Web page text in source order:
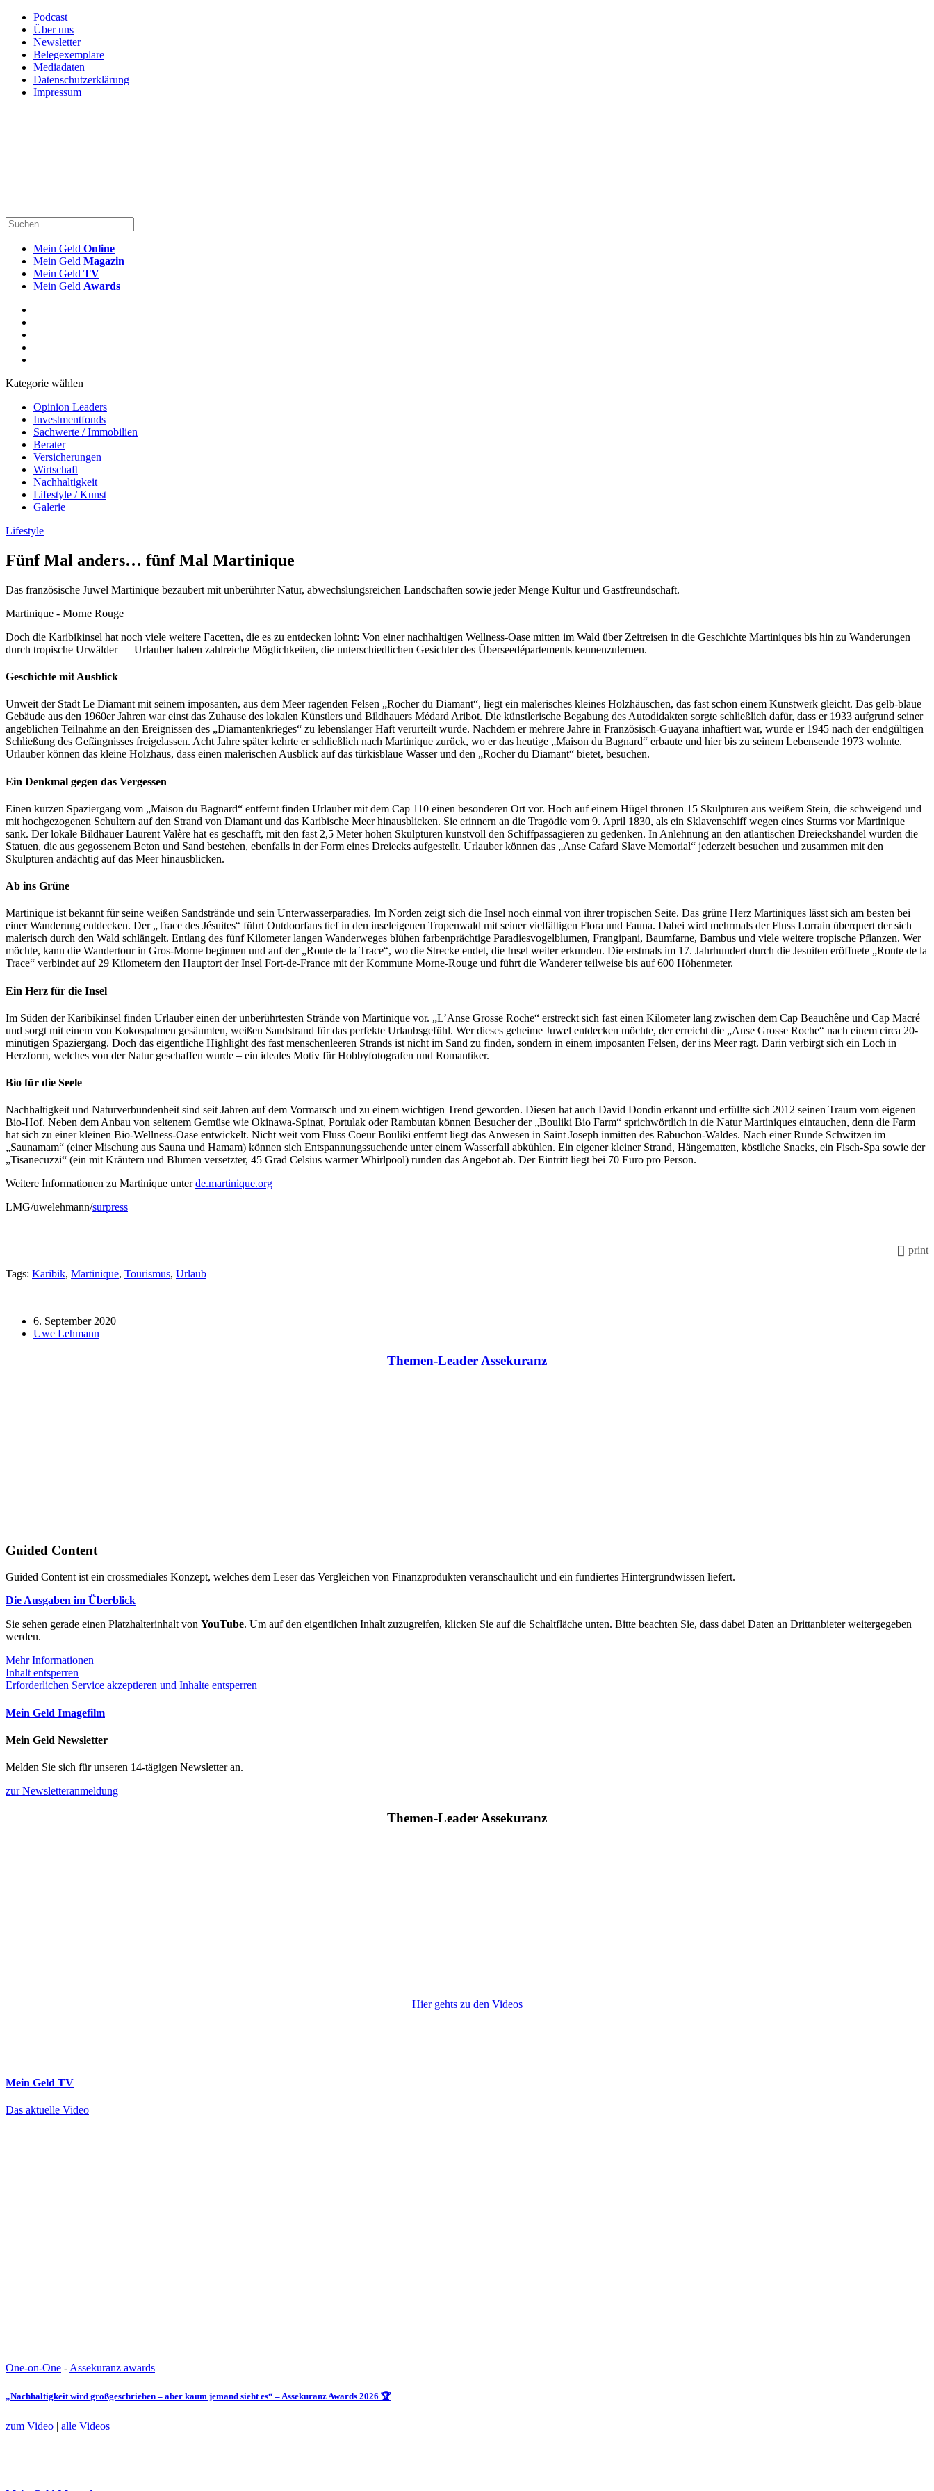
Podcast
Über uns
Newsletter
Belegexemplare
Mediadaten
Datenschutzerklärung
Impressum
Mein Geld Online
Mein Geld Magazin
Mein Geld TV
Mein Geld Awards
Kategorie wählen
Opinion Leaders
Investmentfonds
Sachwerte / Immobilien
Berater
Versicherungen
Wirtschaft
Nachhaltigkeit
Lifestyle / Kunst
Galerie
Lifestyle
Fünf Mal anders… fünf Mal Martinique
Das französische Juwel Martinique bezaubert mit unberührter Natur, abwechslungsreichen Landschaften sowie jeder Menge Kultur und Gastfreundschaft.
Martinique - Morne Rouge
Doch die Karibikinsel hat noch viele weitere Facetten, die es zu entdecken lohnt: Von einer nachhaltigen Wellness-Oase mitten im Wald über Zeitreisen in die Geschichte Martiniques bis hin zu Wanderungen
durch tropische Urwälder – Urlauber haben zahlreiche Möglichkeiten, die unterschiedlichen Gesichter des Überseedépartements kennenzulernen.
Geschichte mit Ausblick
Unweit der Stadt Le Diamant mit seinem imposanten, aus dem Meer ragenden Felsen „Rocher du Diamant“, liegt ein malerisches kleines Holzhäuschen, das fast schon einem Kunstwerk gleicht. Das gelb-blaue
Gebäude aus den 1960er Jahren war einst das Zuhause des lokalen Künstlers und Bildhauers Médard Aribot. Die künstlerische Begabung des Autodidakten sorgte schließlich dafür, dass er 1933 aufgrund seiner
angeblichen Teilnahme an den Ereignissen des „Diamantenkrieges“ zu lebenslanger Haft verurteilt wurde. Nachdem er mehrere Jahre in Französisch-Guayana inhaftiert war, wurde er 1945 nach der endgültigen
Schließung des Gefängnisses freigelassen. Acht Jahre später kehrte er schließlich nach Martinique zurück, wo er das heutige „Maison du Bagnard“ erbaute und hier bis zu seinem Lebensende 1973 wohnte.
Urlauber können das kleine Holzhaus, dass einen malerischen Ausblick auf das türkisblaue Wasser und den „Rocher du Diamant“ bietet, besuchen.
Ein Denkmal gegen das Vergessen
Einen kurzen Spaziergang vom „Maison du Bagnard“ entfernt finden Urlauber mit dem Cap 110 einen besonderen Ort vor. Hoch auf einem Hügel thronen 15 Skulpturen aus weißem Stein, die schweigend und
mit hochgezogenen Schultern auf den Strand von Diamant und das Karibische Meer hinausblicken. Sie erinnern an die Tragödie vom 9. April 1830, als ein Sklavenschiff wegen eines Sturms vor Martinique
sank. Der lokale Bildhauer Laurent Valère hat es geschafft, mit den fast 2,5 Meter hohen Skulpturen kunstvoll den Schiffpassagieren zu gedenken. In Anlehnung an den atlantischen Dreieckshandel wurden die
Statuen, die aus gegossenem Beton und Sand bestehen, ebenfalls in der Form eines Dreiecks aufgestellt. Urlauber können das „Anse Cafard Slave Memorial“ jederzeit besuchen und zusammen mit den
Skulpturen andächtig auf das Meer hinausblicken.
Ab ins Grüne
Martinique ist bekannt für seine weißen Sandstrände und sein Unterwasserparadies. Im Norden zeigt sich die Insel noch einmal von ihrer tropischen Seite. Das grüne Herz Martiniques lässt sich am besten bei
einer Wanderung entdecken. Der „Trace des Jésuites“ führt Outdoorfans tief in den inseleigenen Tropenwald mit seiner vielfältigen Flora und Fauna. Dabei wird mehrmals der Fluss Lorrain überquert der sich
malerisch durch den Wald schlängelt. Entlang des fünf Kilometer langen Wanderweges blühen farbenprächtige Paradiesvogelblumen, Frangipani, Baumfarne, Bambus und viele weitere tropische Pflanzen. Wer
möchte, kann die Wandertour in Gros-Morne beginnen und auf der „Route de la Trace“, wo die Strecke endet, die Insel weiter erkunden. Die erstmals im 17. Jahrhundert durch die Jesuiten eröffnete „Route de la
Trace“ verbindet auf 29 Kilometern den Hauptort der Insel Fort-de-France mit der Kommune Morne-Rouge und führt die Wanderer teilweise bis auf 600 Höhenmeter.
Ein Herz für die Insel
Im Süden der Karibikinsel finden Urlauber einen der unberührtesten Strände von Martinique vor. „L’Anse Grosse Roche“ erstreckt sich fast einen Kilometer lang zwischen dem Cap Beauchêne und Cap Macré
und sorgt mit einem von Kokospalmen gesäumten, weißen Sandstrand für das perfekte Urlaubsgefühl. Wer dieses geheime Juwel entdecken möchte, der erreicht die „Anse Grosse Roche“ nach einem circa 20-
minütigen Spaziergang. Doch das eigentliche Highlight des fast menschenleeren Strands ist nicht im Sand zu finden, sondern in einem imposanten Felsen, der ins Meer ragt. Darin verbirgt sich ein Loch in
Herzform, welches von der Natur geschaffen wurde – ein ideales Motiv für Hobbyfotografen und Romantiker.
Bio für die Seele
Nachhaltigkeit und Naturverbundenheit sind seit Jahren auf dem Vormarsch und zu einem wichtigen Trend geworden. Diesen hat auch David Dondin erkannt und erfüllte sich 2012 seinen Traum vom eigenen
Bio-Hof. Neben dem Anbau von seltenem Gemüse wie Okinawa-Spinat, Portulak oder Rambutan können Besucher der „Bouliki Bio Farm“ sprichwörtlich in die Natur Martiniques eintauchen, denn die Farm
hat sich zu einer kleinen Bio-Wellness-Oase entwickelt. Nicht weit vom Fluss Coeur Bouliki entfernt liegt das Anwesen in Saint Joseph inmitten des Rabuchon-Waldes. Nach einer Runde Schwitzen im
„Saunamam“ (einer Mischung aus Sauna und Hamam) können sich Entspannungssuchende unter einem Wasserfall abkühlen. Ein eigener kleiner Strand, Hängematten, köstliche Snacks, ein Fisch-Spa sowie der
„Tisanecuzzi“ (ein mit Kräutern und Blumen versetzter, 45 Grad Celsius warmer Whirlpool) runden das Angebot ab. Der Eintritt liegt bei 70 Euro pro Person.
Weitere Informationen zu Martinique unterde.martinique.org
LMG/uwelehmann/surpress
print
Tags: Karibik, Martinique, Tourismus, Urlaub
6. September 2020
Uwe Lehmann
Themen-Leader Assekuranz
Guided Content
Guided Content ist ein crossmediales Konzept, welches dem Leser das Vergleichen von Finanzprodukten veranschaulicht und ein fundiertes Hintergrundwissen liefert.
Die Ausgaben im Überblick
Sie sehen gerade einen Platzhalterinhalt von YouTube. Um auf den eigentlichen Inhalt zuzugreifen, klicken Sie auf die Schaltfläche unten. Bitte beachten Sie, dass dabei Daten an Drittanbieter weitergegeben
werden.
Mehr Informationen
Inhalt entsperren
Erforderlichen Service akzeptieren und Inhalte entsperren
Mein Geld Imagefilm
Mein Geld Newsletter
Melden Sie sich für unseren 14-tägigen Newsletter an.
zur Newsletteranmeldung
Themen-Leader Assekuranz
Hier gehts zu den Videos
Mein Geld TV
Das aktuelle Video
One-on-One - Assekuranz awards
„Nachhaltigkeit wird großgeschrieben – aber kaum jemand sieht es“ – Assekuranz Awards 2026 🏆
zum Video alle Videos